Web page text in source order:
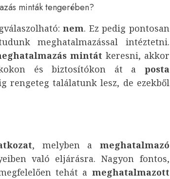
minták tengerében?
nem. Ez pedig pontosan
meghatalmazással intéztetni.
mintát keresni, akkor
és biztosítókon át a posta
rengeteg találatunk lesz, de ezekből
, melyben a meghatalmazó
való eljárásra. Nagyon fontos,
tehát a meghatalmazott